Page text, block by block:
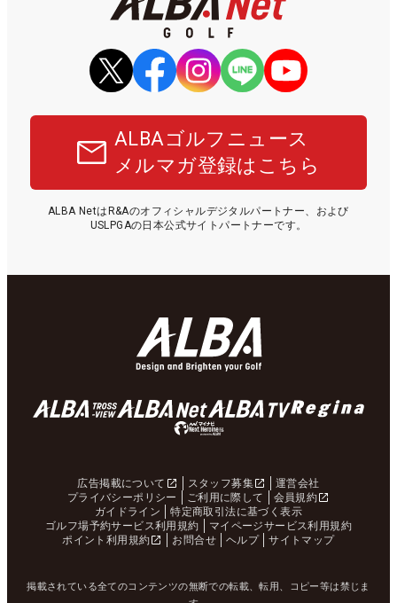
ALBAゴルフニュース
メルマガ登録はこちら
ALBA NetはR&Aのオフィシャルデジタルパートナー、および
USLPGAの日本公式サイトパートナーです。
広告掲載について スタッフ募集
運営会社
プライバシーポリシー
ご利用に際して
会員規約
ガイドライン
特定商取引法に基づく表示
ゴルフ場予約サービス利用規約
マイページサービス利用規約
ポイント利用規約
お問合せ ヘルプ サイトマップ
掲載されている全てのコンテンツの無断での転載、転用、コピー等は禁じま